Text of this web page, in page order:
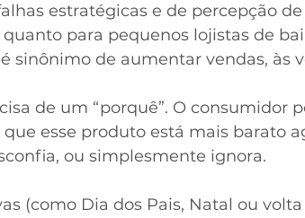
estratégicas e de percepção
para pequenos lojistas de
sinônimo de aumentar vendas, às
de um “porquê”. O consumidor
que esse produto está mais barato
ou simplesmente ignora.
(como Dia dos Pais, Natal ou